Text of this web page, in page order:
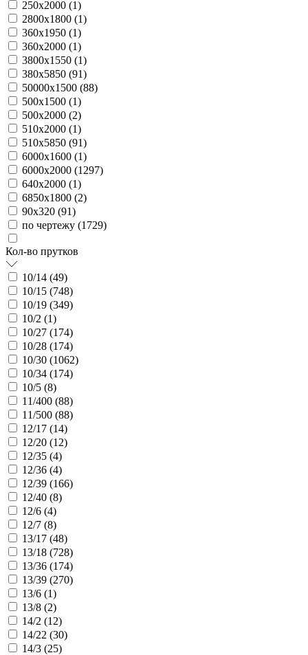
250х2000 (1)
2800х1800 (1)
360х1950 (1)
360х2000 (1)
3800х1550 (1)
380х5850 (91)
50000х1500 (88)
500х1500 (1)
500х2000 (2)
510х2000 (1)
510х5850 (91)
6000х1600 (1)
6000х2000 (1297)
640х2000 (1)
6850х1800 (2)
90х320 (91)
по чертежу (1729)
Кол-во прутков
10/14 (49)
10/15 (748)
10/19 (349)
10/2 (1)
10/27 (174)
10/28 (174)
10/30 (1062)
10/34 (174)
10/5 (8)
11/400 (88)
11/500 (88)
12/17 (14)
12/20 (12)
12/35 (4)
12/36 (4)
12/39 (166)
12/40 (8)
12/6 (4)
12/7 (8)
13/17 (48)
13/18 (728)
13/36 (174)
13/39 (270)
13/6 (1)
13/8 (2)
14/2 (12)
14/22 (30)
14/3 (25)